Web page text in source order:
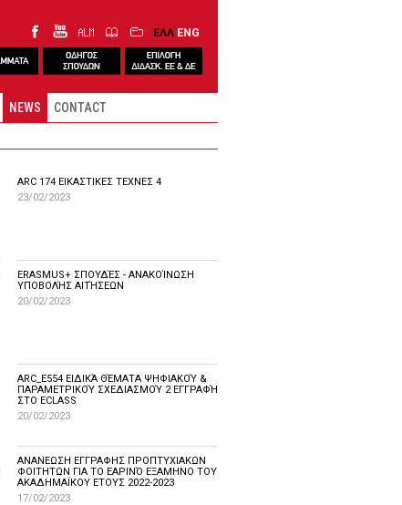
ΕΛΛ ENG
NEWS CONTACT
ARC 174 ΕΙΚΑΣΤΙΚΕΣ ΤΕΧΝΕΣ 4
23/02/2023
ERASMUS+ ΣΠΟΥΔΈΣ - ΑΝΑΚΟΊΝΩΣΗ
ΥΠΟΒΟΛΉΣ ΑΙΤΉΣΕΩΝ
20/02/2023
ARC_E554 ΕΙΔΙΚΆ ΘΈΜΑΤΑ ΨΗΦΙΑΚΟΎ &
ΠΑΡΑΜΕΤΡΙΚΟΎ ΣΧΕΔΙΑΣΜΟΎ 2 ΕΓΓΡΑΦΉ
ΣΤΟ ECLASS
20/02/2023
ΑΝΑΝΕΩΣΗ ΕΓΓΡΑΦΗΣ ΠΡΟΠΤΥΧΙΑΚΩΝ
ΦΟΙΤΗΤΩΝ ΓΙΑ ΤΟ ΕΑΡΙΝΌ ΕΞΑΜΗΝΟ ΤΟΥ
ΑΚΑΔΗΜΑΪΚΟΥ ΕΤΟΥΣ 2022-2023
17/02/2023